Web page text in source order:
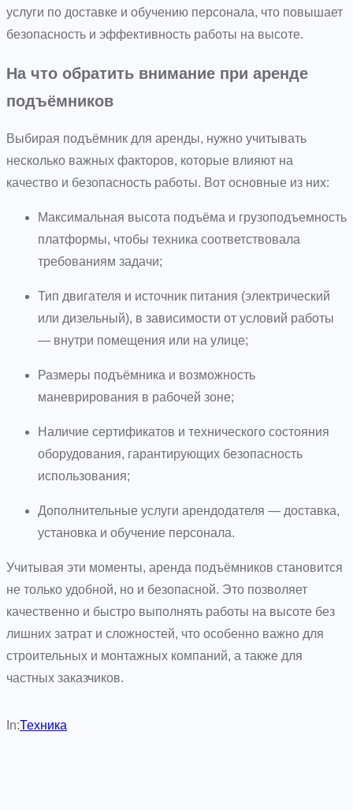
услуги по доставке и обучению персонала, что повышает
безопасность и эффективность работы на высоте.
На что обратить внимание при аренде
подъёмников
Выбирая подъёмник для аренды, нужно учитывать
несколько важных факторов, которые влияют на
качество и безопасность работы. Вот основные из них:
Максимальная высота подъёма и грузоподъемность
платформы, чтобы техника соответствовала
требованиям задачи;
Тип двигателя и источник питания (электрический
или дизельный), в зависимости от условий работы
— внутри помещения или на улице;
Размеры подъёмника и возможность
маневрирования в рабочей зоне;
Наличие сертификатов и технического состояния
оборудования, гарантирующих безопасность
использования;
Дополнительные услуги арендодателя — доставка,
установка и обучение персонала.
Учитывая эти моменты, аренда подъёмников становится
не только удобной, но и безопасной. Это позволяет
качественно и быстро выполнять работы на высоте без
лишних затрат и сложностей, что особенно важно для
строительных и монтажных компаний, а также для
частных заказчиков.
In:Техника